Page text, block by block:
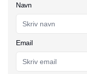
Navn
Email